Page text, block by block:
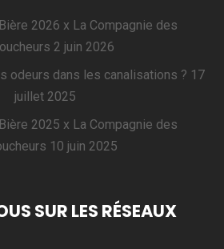
2026 x La Compagnie des
2 juin 2026
odeurs dans les canalisations ? 17
juillet 2025
2025 x La Compagnie des
10 juin 2025
SUR LES RÉSEAUX